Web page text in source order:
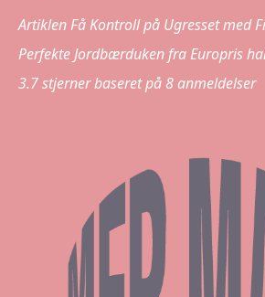
Artiklen Få Kontroll på Ugresset med
Perfekte Jordbærduken fra Europris
3.7stjerner baseret på 8 anmeldelser